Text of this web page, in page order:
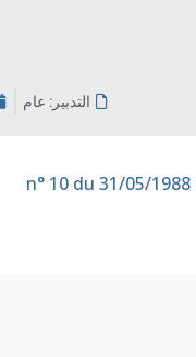
التدبير: عام